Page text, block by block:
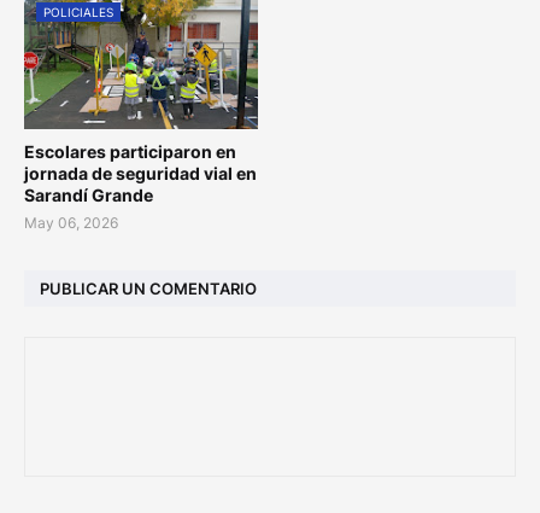
POLICIALES
Escolares participaron en
jornada de seguridad vial en
Sarandí Grande
May 06, 2026
PUBLICAR UN COMENTARIO